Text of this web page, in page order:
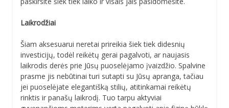
Laikrodžiai
Šiam aksesuarui neretai prireikia šiek tiek didesnių
investicijų, todėl reikėtų gerai pagalvoti, ar naujasis
laikrodis derės prie Jūsų puoselėjamo įvaizdžio. Spalvine
prasme jis nebūtinai turi sutapti su Jūsų apranga, tačiau
jei puoselėjate elegantišką stilių, atitinkamai reikėtų
rinktis ir panašų laikrodį. Tuo tarpu aktyviai